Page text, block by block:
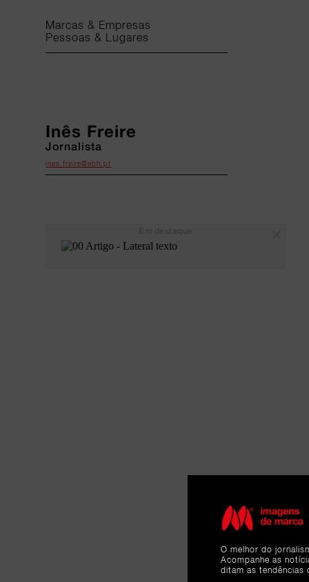
Marcas & Empresas
Pessoas & Lugares
Inês Freire
Jornalista
ines.freire@ebh.pt
O melhor do
Acompanhe as
ditam as tendências